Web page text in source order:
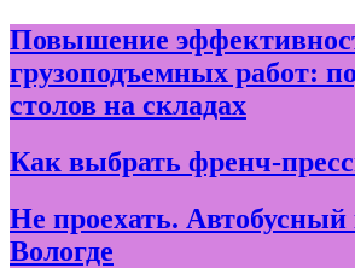
Skip
to
content
Повышение
грузоподъемных работ:
столов на складах
Как выбрать френч-
Не проехать. Автобусный
Вологде